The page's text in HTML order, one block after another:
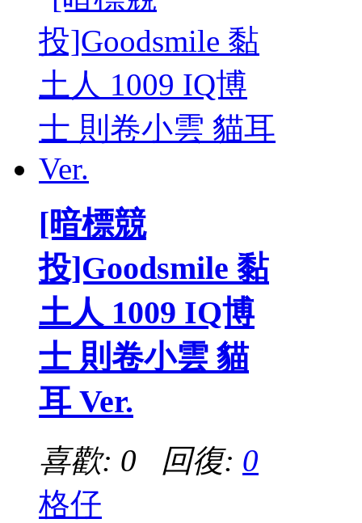
[暗標競
投]Goodsmile 黏
土人 1009 IQ博
士 則卷小雲 貓
耳 Ver.
喜歡: 0 回復: 0
格仔